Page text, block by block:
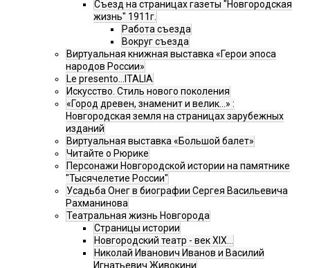
Cъезд на страницах газеты "Новгородская
жизнь" 1911г.
Работа съезда
Вокруг съезда
Виртуальная книжная выставка «Герои эпоса
народов России»
Le presento...ITALIA
Искусство. Стиль нового поколения
«Город древен, знаменит и велик…» :
Новгородская земля на страницах зарубежных
изданий
Виртуальная выставка «Большой балет»
Читайте о Рюрике
Персонажи Новгородской истории на памятнике
"Тысячелетие России"
Усадьба Онег в биографии Сергея Васильевича
Рахманинова
Театральная жизнь Новгорода
Страницы истории
Новгородский театр - век XIX…
Николай Иванович Иванов и Василий
Игнатьевич Живокини